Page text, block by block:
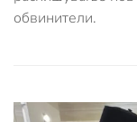
обвинители.